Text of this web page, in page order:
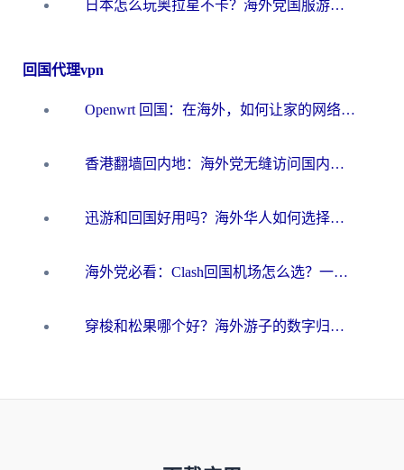
日本怎么玩奥拉星不卡？海外党国服游戏加速器选择全攻略
回国代理vpn
Openwrt 回国：在海外，如何让家的网络触手可及
香港翻墙回内地：海外党无缝访问国内资源的加速器选择全攻略
迅游和回国好用吗？海外华人如何选择靠谱的回国加速器
海外党必看：Clash回国机场怎么选？一篇搞定无缝访问国内资源的全攻略
穿梭和松果哪个好？海外游子的数字归乡路，到底该怎么选